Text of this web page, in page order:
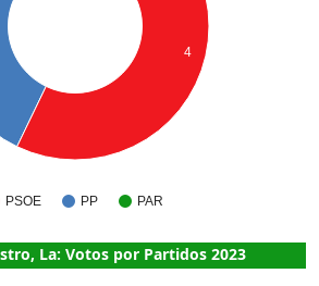
PSOE PP PAR
4
La: Votos por Partidos 2023